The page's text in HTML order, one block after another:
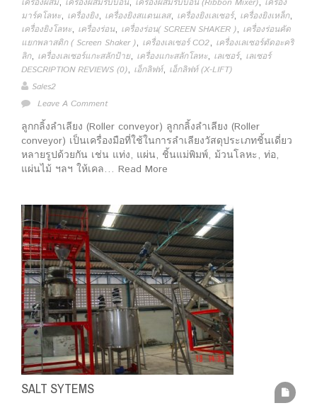
เครื่องผสม เครื่องผสมริบบอน เครื่องผสมริบบอน (Ribbon Mixer) เครื่อง
มาร์คโลหะ, เครื่องยิง, เครื่องยิงสแตนเลส, เครื่องยิงเลเซอร์, เครื่องยิงเหล็ก,
เครื่องยิงโลหะ, เครื่องร่อน, เครื่องร่อน( SCREEN SHAKER ), เครื่องร่อนคัด
แยกพลาสติก ( Screen Shaker ), เครื่องเลเซอร์ CO2, เครื่องเลเซอร์ตัดอะคริ
ลิก, เครื่องเลเซอร์แกะสลักป้าย, เครื่องแกะสลักโลหะ, เลเซอร์, เลเซอร์
DESCRIPTION REVIEWS (0), เอ็กลิฟท์, เอ็กลิฟท์ (X-LIFT)
Sales2
Leave A Comment
ลูกกลิ้งลำเลียง (Roller conveyor) ลูกกลิ้งลำเลียง (Roller
conveyor) เป็นเครื่องมือที่ใช้ในการลำเลียงวัสดุประเภทชิ้นเดี่ยว
หลายรูปด้วยกัน เช่น แท่ง, แผ่น, ชิ้นแม่พิมพ์, ม้วนโลหะ, ท่อ,
แผ่นไม้ ฯลฯ ให้เคล… Read More
SALT SYTEMS